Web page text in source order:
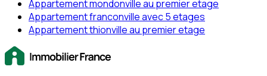
Appartement mondonville au premier etage
Appartement franconville avec 5 etages
Appartement thionville au premier etage